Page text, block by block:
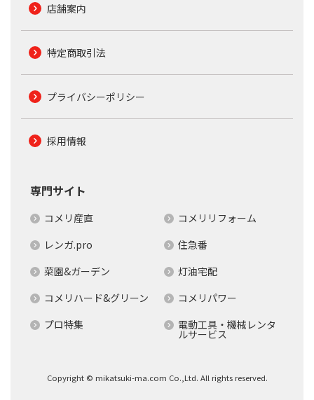
店舗案内
特定商取引法
プライバシーポリシー
採用情報
専門サイト
コメリ産直
コメリリフォーム
レンガ.pro
住急番
菜園&ガーデン
灯油宅配
コメリハード&グリーン
コメリパワー
プロ特集
電動工具・機械レンタ
ルサービス
Copyright © mikatsuki-ma.com Co.,Ltd. All rights reserved.